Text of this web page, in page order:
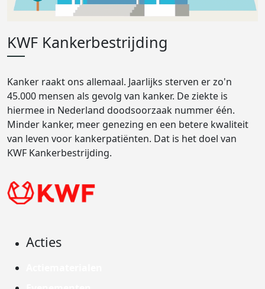
KWF Kankerbestrijding
Kanker raakt ons allemaal. Jaarlijks sterven er zo'n
45.000 mensen als gevolg van kanker. De ziekte is
hiermee in Nederland doodsoorzaak nummer één.
Minder kanker, meer genezing en een betere kwaliteit
van leven voor kankerpatiënten. Dat is het doel van
KWF Kankerbestrijding.
Acties